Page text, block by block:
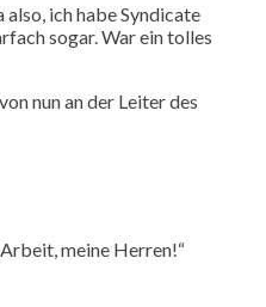
also, ich habe Syndicate
sogar. War ein tolles
nun an der Leiter des
meine Herren!“